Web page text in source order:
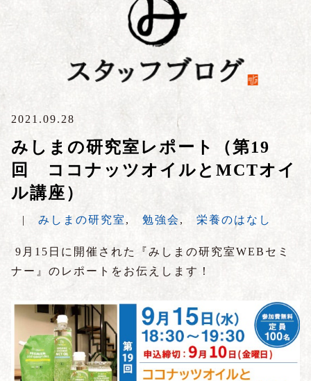
2021.09.28
みしまの研究室レポート（第19
回 ココナッツオイルとMCTオイ
ル講座）
| みしまの研究室 , 勉強会, 栄養のはなし
9月15日に開催された『みしまの研究室WEBセミ
ナー』のレポートをお伝えします！